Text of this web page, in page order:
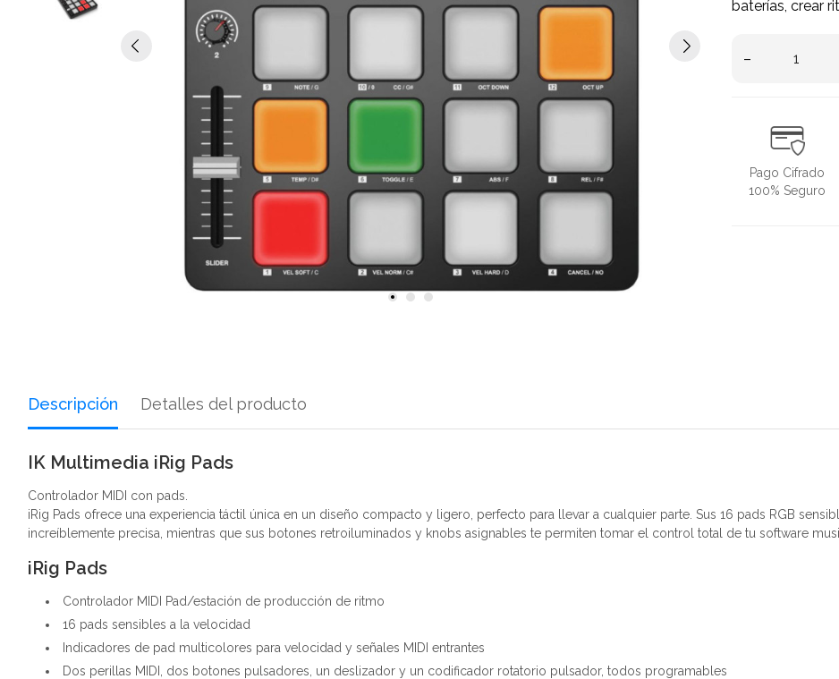
baterías, crear
–
Pago Cifrado
100% Seguro
Descripción Detalles del producto
IK Multimedia iRig Pads
Controlador MIDI con pads.
iRig Pads ofrece una experiencia táctil única en un diseño compacto y ligero, perfecto para llevar a cualquier parte. Sus 16 pads RGB
increíblemente precisa, mientras que sus botones retroiluminados y knobs asignables te permiten tomar el control total de tu software
iRig Pads
Controlador MIDI Pad/estación de producción de ritmo
16 pads sensibles a la velocidad
Indicadores de pad multicolores para velocidad y señales MIDI entrantes
Dos perillas MIDI, dos botones pulsadores, un deslizador y un codificador rotatorio pulsador, todos programables